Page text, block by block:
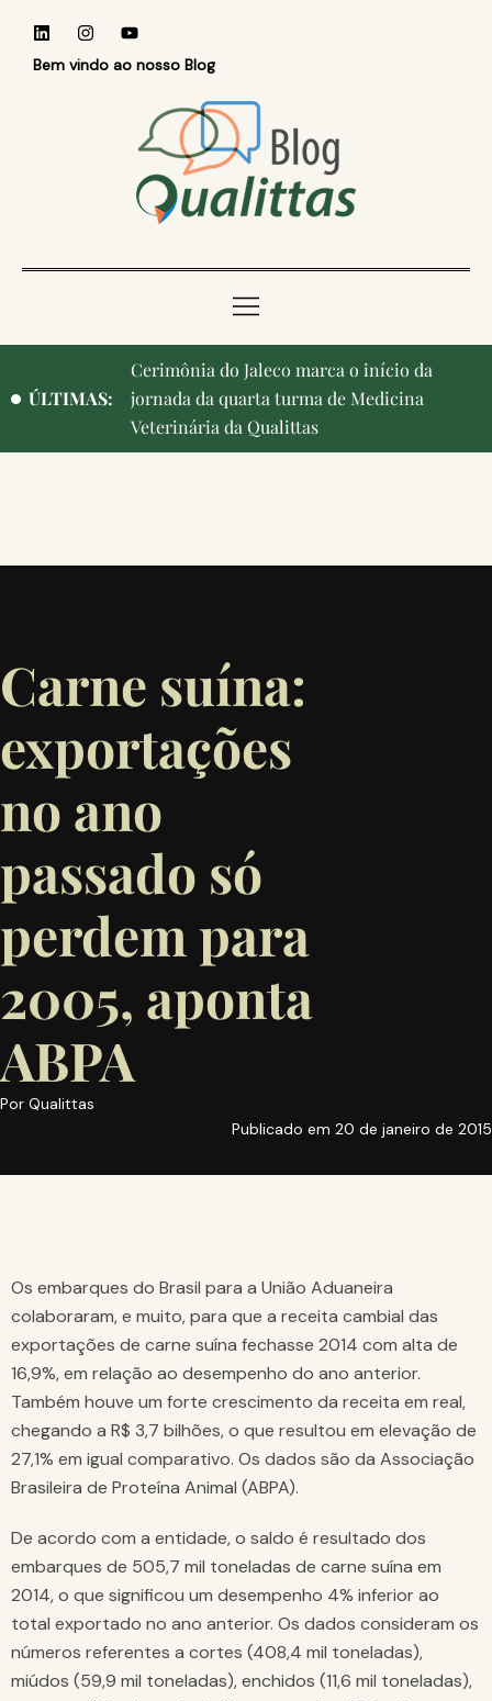
Bem vindo ao nosso Blog
ÚLTIMAS:
Qualittas, Portas Abertas! e aniversário de
Campinas, cidade onde nasceu a instituição,
ganham destaque na imprensa
Carne suína:
exportações
no ano
passado só
perdem para
2005, aponta
ABPA
Por Qualittas
Publicado em 20 de janeiro de 2015
Os embarques do Brasil para a União Aduaneira
colaboraram, e muito, para que a receita cambial das
exportações de carne suína fechasse 2014 com alta de
16,9%, em relação ao desempenho do ano anterior.
Também houve um forte crescimento da receita em real,
chegando a R$ 3,7 bilhões, o que resultou em elevação de
27,1% em igual comparativo. Os dados são da Associação
Brasileira de Proteína Animal (ABPA).
De acordo com a entidade, o saldo é resultado dos
embarques de 505,7 mil toneladas de carne suína em
2014, o que significou um desempenho 4% inferior ao
total exportado no ano anterior. Os dados consideram os
números referentes a cortes (408,4 mil toneladas),
miúdos (59,9 mil toneladas), enchidos (11,6 mil toneladas),